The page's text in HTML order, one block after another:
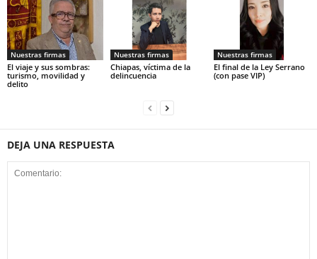
Nuestras firmas
El viaje y sus sombras:
turismo, movilidad y
delito
Nuestras firmas
Chiapas, víctima de la
delincuencia
Nuestras firmas
El final de la Ley Serrano
(con pase VIP)
DEJA UNA RESPUESTA